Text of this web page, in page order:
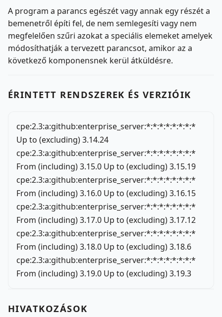
A program a parancs egészét vagy annak egy részét a
bemenetről építi fel, de nem semlegesíti vagy nem
megfelelően szűri azokat a speciális elemeket amelyek
módosíthatják a tervezett parancsot, amikor az a
következő komponensnek kerül átküldésre.
ÉRINTETT RENDSZEREK ÉS VERZIÓIK
cpe:2.3:a:github:enterprise_server:*:*:*:*:*:*:*:*
Up to (excluding) 3.14.24
cpe:2.3:a:github:enterprise_server:*:*:*:*:*:*:*:*
From (including) 3.15.0 Up to (excluding) 3.15.19
cpe:2.3:a:github:enterprise_server:*:*:*:*:*:*:*:*
From (including) 3.16.0 Up to (excluding) 3.16.15
cpe:2.3:a:github:enterprise_server:*:*:*:*:*:*:*:*
From (including) 3.17.0 Up to (excluding) 3.17.12
cpe:2.3:a:github:enterprise_server:*:*:*:*:*:*:*:*
From (including) 3.18.0 Up to (excluding) 3.18.6
cpe:2.3:a:github:enterprise_server:*:*:*:*:*:*:*:*
From (including) 3.19.0 Up to (excluding) 3.19.3
HIVATKOZÁSOK